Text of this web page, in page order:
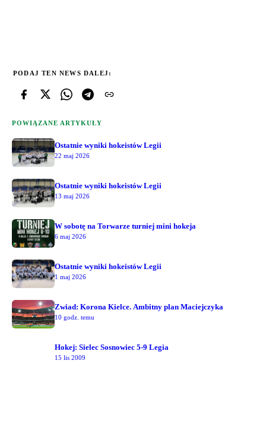
PODAJ TEN NEWS DALEJ:
POWIĄZANE ARTYKUŁY
Ostatnie wyniki hokeistów Legii
22 maj 2026
Ostatnie wyniki hokeistów Legii
13 maj 2026
W sobotę na Torwarze turniej mini hokeja
6 maj 2026
Ostatnie wyniki hokeistów Legii
1 maj 2026
Zwiad: Korona Kielce. Ambitny plan Maciejczyka
10 godz. temu
Hokej: Sielec Sosnowiec 5-9 Legia
15 lis 2009